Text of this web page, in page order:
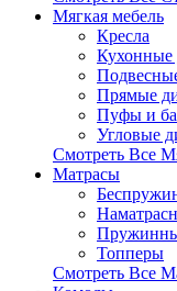
Мягкая мебель
Кресла
Кухонные
Прямые
Пуфы и
Угловые
Смотреть Все
Матрасы
Топперы
Смотреть Все